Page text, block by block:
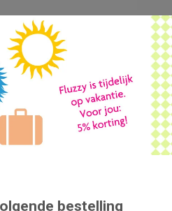
bestelling